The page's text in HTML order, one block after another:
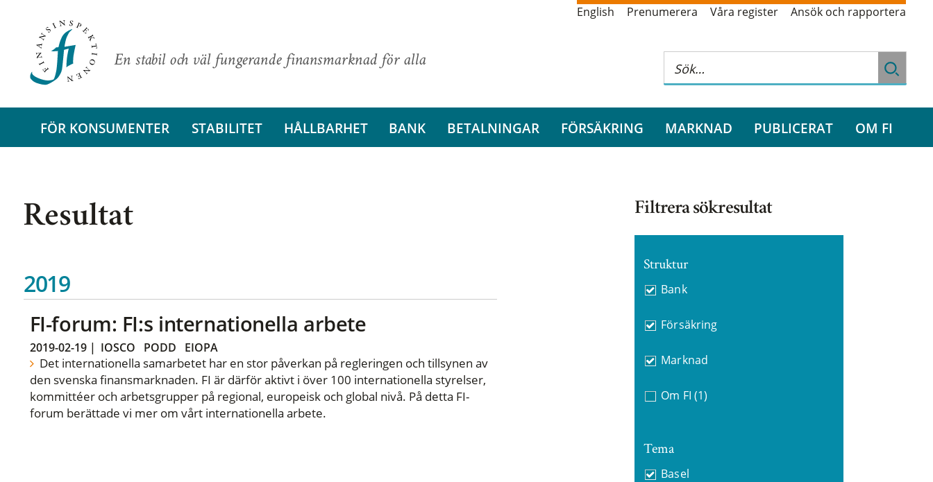
En stabil och väl fungerande finansmarknad för alla
English Prenumerera Våra register Ansök och rapportera
FÖR KONSUMENTER STABILITET HÅLLBARHET BANK BETALNINGAR FÖRSÄKRING MARKNAD PUBLICERAT OM FI
Resultat
2019
FI-forum: FI:s internationella arbete
2019-02-19| IOSCO PODD EIOPA
Det internationella samarbetet har en stor påverkan på regleringen och tillsynen av
den svenska finansmarknaden. FI är därför aktivt i över 100 internationella styrelser,
kommittéer och arbetsgrupper på regional, europeisk och global nivå. På detta FI-
forum berättade vi mer om vårt internationella arbete.
Filtrera sökresultat
Struktur
Bank
Försäkring
Marknad
Om FI (1)
Tema
Basel